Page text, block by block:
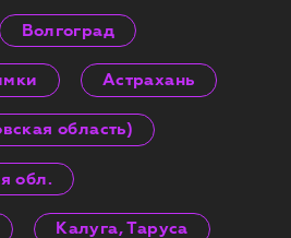
Волгоград
Астрахань
область)
обл.
Калуга, Таруса